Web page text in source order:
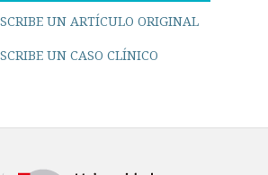
UN ARTÍCULO ORIGINAL
UN CASO CLÍNICO